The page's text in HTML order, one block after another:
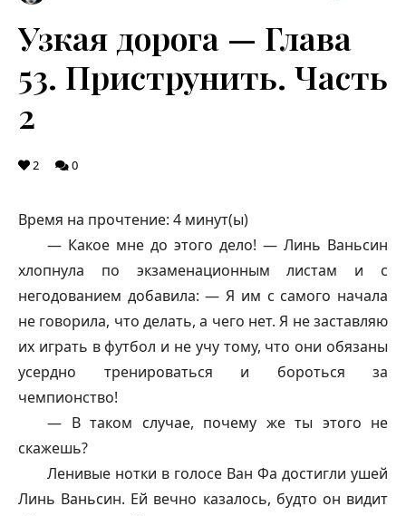
Узкая дорога — Глава
53. Приструнить. Часть
2
2 0
Время на прочтение: 4 минут(ы)
— Какое мне до этого дело! — Линь Ваньсин
хлопнула по экзаменационным листам и с
негодованием добавила: — Я им с самого начала
не говорила, что делать, а чего нет. Я не заставляю
их играть в футбол и не учу тому, что они обязаны
усердно тренироваться и бороться за
чемпионство!
— В таком случае, почему же ты этого не
скажешь?
Ленивые нотки в голосе Ван Фа достигли ушей
Линь Ваньсин. Ей вечно казалось, будто он видит